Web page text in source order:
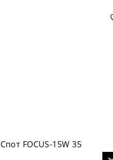
Спот FOCUS-15W 35